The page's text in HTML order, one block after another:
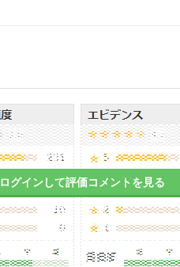
ログインして評価コメントを見る